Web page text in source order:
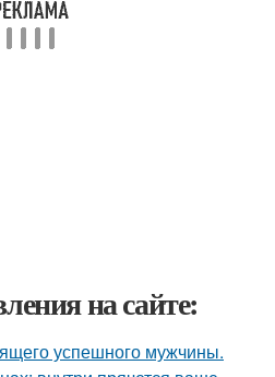
на сайте:
успешного мужчины.